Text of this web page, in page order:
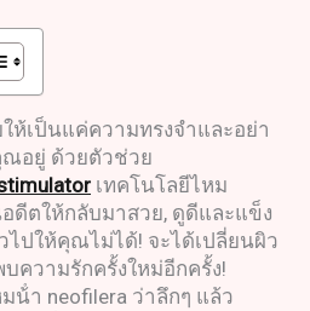
ห้เป็นแค่ความทรงจำและอย่า
ณอยู่ ด้วยตัวช่วย
เทคโนโลยีไหม
ดีตให้กลับมาสวย, ดูดีและแข็ง
ปให้คุณไม่ได้! จะได้เปลี่ยนผิว
ความรักครั้งใหม่อีกครั้ง!
น้ํา neofilera ว่าลึกๆ แล้ว